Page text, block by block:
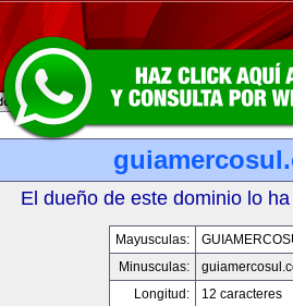
El dueño de este dominio lo
Mayusculas:
Minusculas:
Longitud:
12 caracteres